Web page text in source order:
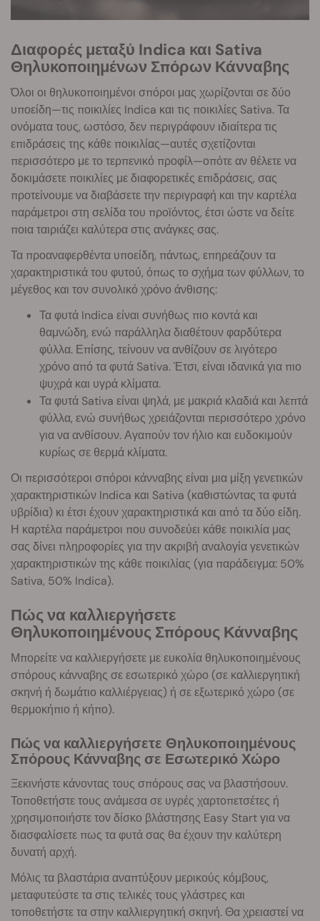
Διαφορές μεταξύ Indica και Sativa
Θηλυκοποιημένων Σπόρων Κάνναβης
Όλοι οι θηλυκοποιημένοι σπόροι μας χωρίζονται σε δύο
υποείδη—τις ποικιλίες Indica και τις ποικιλίες Sativa. Τα
ονόματα τους, ωστόσο, δεν περιγράφουν ιδιαίτερα τις
επιδράσεις της κάθε ποικιλίας—αυτές σχετίζονται
περισσότερο με το τερπενικό προφίλ—οπότε αν θέλετε να
δοκιμάσετε ποικιλίες με διαφορετικές επιδράσεις, σας
προτείνουμε να διαβάσετε την περιγραφή και την καρτέλα
παράμετροι στη σελίδα του προϊόντος, έτσι ώστε να δείτε
ποια ταιριάζει καλύτερα στις ανάγκες σας.
Τα προαναφερθέντα υποείδη, πάντως, επηρεάζουν τα
χαρακτηριστικά του φυτού, όπως το σχήμα των φύλλων, το
μέγεθος και τον συνολικό χρόνο άνθισης:
Τα φυτά Indica είναι συνήθως πιο κοντά και
θαμνώδη, ενώ παράλληλα διαθέτουν φαρδύτερα
φύλλα. Επίσης, τείνουν να ανθίζουν σε λιγότερο
χρόνο από τα φυτά Sativa. Έτσι, είναι ιδανικά για πιο
ψυχρά και υγρά κλίματα.
Τα φυτά Sativa είναι ψηλά, με μακριά κλαδιά και λεπτά
φύλλα, ενώ συνήθως χρειάζονται περισσότερο χρόνο
για να ανθίσουν. Αγαπούν τον ήλιο και ευδοκιμούν
κυρίως σε θερμά κλίματα.
Οι περισσότεροι σπόροι κάνναβης είναι μια μίξη γενετικών
χαρακτηριστικών Indica και Sativa (καθιστώντας τα φυτά
υβρίδια) κι έτσι έχουν χαρακτηριστικά και από τα δύο είδη.
Η καρτέλα παράμετροι που συνοδεύει κάθε ποικιλία μας
σας δίνει πληροφορίες για την ακριβή αναλογία γενετικών
χαρακτηριστικών της κάθε ποικιλίας (για παράδειγμα: 50%
Sativa, 50% Indica).
Πώς να καλλιεργήσετε
Θηλυκοποιημένους Σπόρους Κάνναβης
Μπορείτε να καλλιεργήσετε με ευκολία θηλυκοποιημένους
σπόρους κάνναβης σε εσωτερικό χώρο (σε καλλιεργητική
σκηνή ή δωμάτιο καλλιέργειας) ή σε εξωτερικό χώρο (σε
θερμοκήπιο ή κήπο).
Πώς να καλλιεργήσετε Θηλυκοποιημένους
Σπόρους Κάνναβης σε Εσωτερικό Χώρο
Ξεκινήστε κάνοντας τους σπόρους σας να βλαστήσουν.
Τοποθετήστε τους ανάμεσα σε υγρές χαρτοπετσέτες ή
χρησιμοποιήστε τον δίσκο βλάστησης Easy Start για να
διασφαλίσετε πως τα φυτά σας θα έχουν την καλύτερη
δυνατή αρχή.
Μόλις τα βλαστάρια αναπτύξουν μερικούς κόμβους,
μεταφυτεύστε τα στις τελικές τους γλάστρες και
τοποθετήστε τα στην καλλιεργητική σκηνή. Θα χρειαστεί να